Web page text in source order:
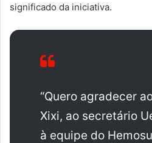
significado da iniciativa.
“Quero agradecer
Xixi, ao secretário
à equipe do